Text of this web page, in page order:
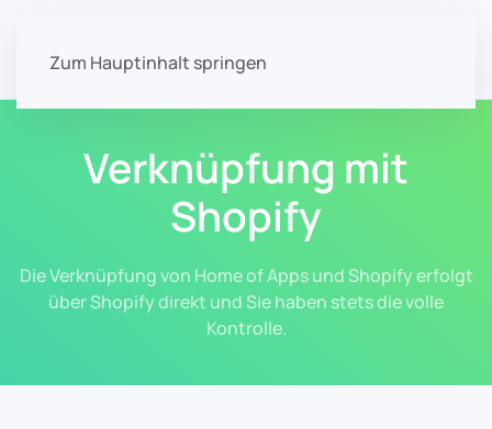
Zum Hauptinhalt springen
Verknüpfung mit
Shopify
Die Verknüpfung von Home of Apps und Shopify erfolgt
über Shopify direkt und Sie haben stets die volle
Kontrolle.